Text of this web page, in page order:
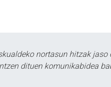
nortasun hitzak
dituen komunikabidea